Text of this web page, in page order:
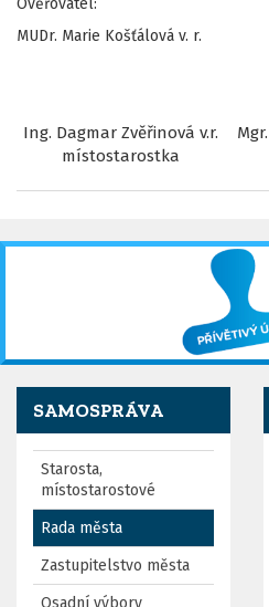
Ověřovatel:
MUDr. Marie Košťálová v. r.
Ing. Dagmar Zvěřinová v.r.
místostarostka
SAMOSPRÁVA
Starosta,
místostarostové
Rada města
Zastupitelstvo města
Osadní výbory